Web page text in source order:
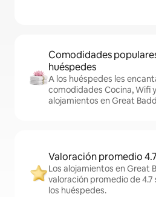
Comodidades
huéspedes
A los huéspedes les
comodidades Cocina, Wifi
alojamientos en Great
Valoración promedio 4.7
Los alojamientos en Great
valoración promedio de
los huéspedes.